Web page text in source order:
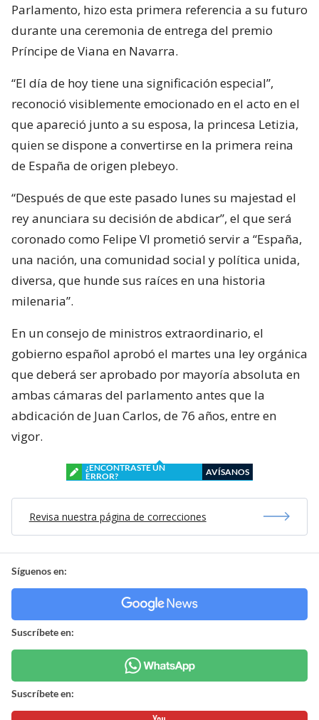
Parlamento, hizo esta primera referencia a su futuro
durante una ceremonia de entrega del premio
Príncipe de Viana en Navarra.
“El día de hoy tiene una significación especial”,
reconoció visiblemente emocionado en el acto en el
que apareció junto a su esposa, la princesa Letizia,
quien se dispone a convertirse en la primera reina
de España de origen plebeyo.
“Después de que este pasado lunes su majestad el
rey anunciara su decisión de abdicar”, el que será
coronado como Felipe VI prometió servir a “España,
una nación, una comunidad social y política unida,
diversa, que hunde sus raíces en una historia
milenaria”.
En un consejo de ministros extraordinario, el
gobierno español aprobó el martes una ley orgánica
que deberá ser aprobado por mayoría absoluta en
ambas cámaras del parlamento antes que la
abdicación de Juan Carlos, de 76 años, entre en
vigor.
¿ENCONTRASTE UN
ERROR?
AVÍSANOS
Revisa nuestra página de correcciones
Síguenos en:
Suscríbete en:
Suscríbete en: